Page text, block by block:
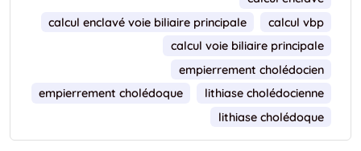
calcul enclavé voie biliaire principale
calcul vbp
calcul voie biliaire principale
empierrement cholédocien
empierrement cholédoque
lithiase cholédocienne
lithiase cholédoque